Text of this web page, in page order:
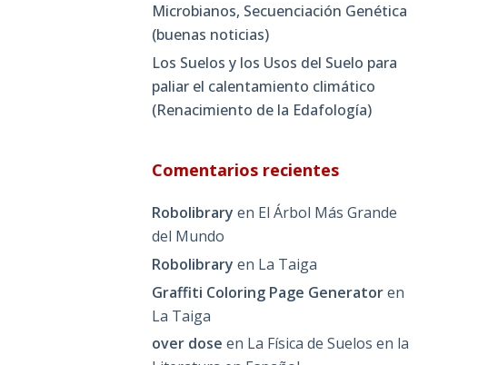
Microbianos, Secuenciación Genética
(buenas noticias)
Los Suelos y los Usos del Suelo para
paliar el calentamiento climático
(Renacimiento de la Edafología)
Comentarios recientes
Robolibrary en El Árbol Más Grande
del Mundo
Robolibrary en La Taiga
Graffiti Coloring Page Generatoren
La Taiga
over dose en La Física de Suelos en la